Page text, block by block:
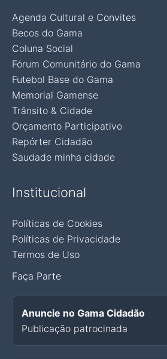
Agenda Cultural e Convites
Becos do Gama
Coluna Social
Fórum Comunitário do Gama
Futebol Base do Gama
Memorial Gamense
Trânsito & Cidade
Orçamento Participativo
Repórter Cidadão
Saudade minha cidade
Institucional
Políticas de Cookies
Políticas de Privacidade
Termos de Uso
Faça Parte
Anuncie no Gama Cidadão
Publicação patrocinada